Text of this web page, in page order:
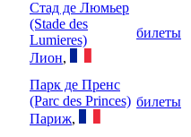
Стад де Люмьер
(Stade des
Lumieres)
Лион,
билеты
Парк де Пренс
(Parc des Princes)
Париж,
билеты